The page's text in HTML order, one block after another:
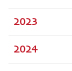
2023
2024